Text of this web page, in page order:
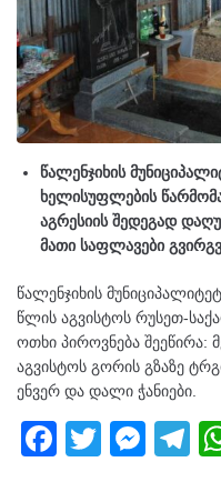
წალენჯიხის
ხელისუფლების
აგრესიის შედეგად
მათი საფლავები
წალენჯიხის
წლის აგვისტოს რუსეთ-
ოთხი პიროვნება შეეწირა:
აგვისტოს გორის გზაზე
ენვერ და დალი ჭანიები.
F
T
M
T